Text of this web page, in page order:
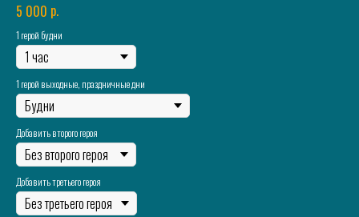
5 000 р.
1 герой будни
1 герой выходные, праздничные дни
Добавить второго героя
Добавить третьего героя